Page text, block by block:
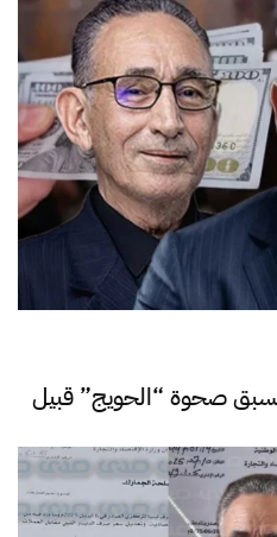
يسبق صحوة “الحويج” قبيل